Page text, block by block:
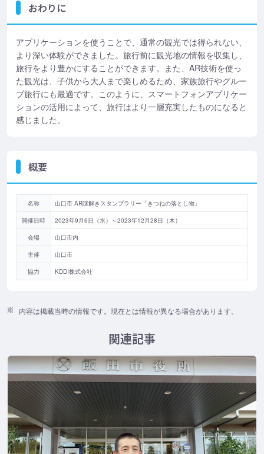
おわりに
アプリケーションを使うことで、通常の観光では得られない、
より深い体験ができました。旅行前に観光地の情報を収集し、
旅行をより豊かにすることができます。また、AR技術を使っ
た観光は、子供から大人まで楽しめるため、家族旅行やグルー
プ旅行にも最適です。このように、スマートフォンアプリケー
ションの活用によって、旅行はより一層充実したものになると
感じました。
概要
名称 山口市 AR謎解きスタンプラリー「きつねの落とし物」
開催日時 2023年9月6日（水）～2023年12月28日（木）
会場 山口市内
主催 山口市
協力 KDDI株式会社
内容は掲載当時の情報です。現在とは情報が異なる場合があります。
関連記事